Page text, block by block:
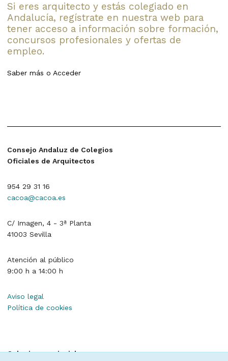
Si eres arquitecto y estás colegiado en
Andalucía, regístrate en nuestra web para
tener acceso a información sobre formación,
concursos profesionales y ofertas de
empleo.
Saber más o Acceder
Consejo Andaluz de Colegios
Oficiales de Arquitectos
954 29 31 16
cacoa@cacoa.es
C/ Imagen, 4 - 3ª Planta
41003 Sevilla
Atención al público
9:00 h a 14:00 h
Aviso legal
Política de cookies
Colegios provinciales